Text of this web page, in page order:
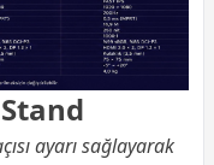
ayarı sağlayarak